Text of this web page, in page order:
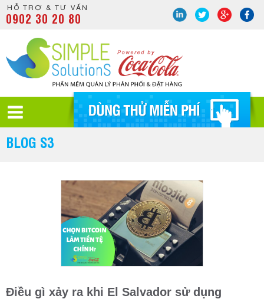
HỖ TRỢ & TƯ VẤN
0902 30 20 80
BLOG S3
Điều gì xảy ra khi El Salvador sử dụng